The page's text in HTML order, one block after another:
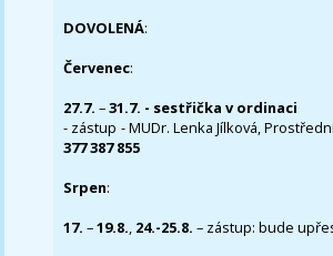
DOVOLENÁ:
Červenec:
27.7.–31.7. - sestřička v ordinaci
- zástup - MUDr. Lenka Jílková,
377 387 855
Srpen:
17. –19.8., 24.-25.8. – zástup: bude